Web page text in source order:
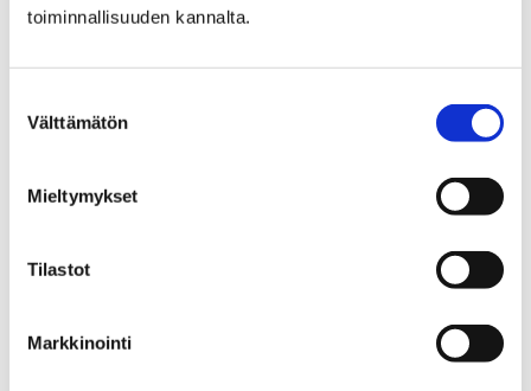
toiminnallisuuden kannalta.
valinta
Välttämätön
Mieltymykset
Tilastot
Markkinointi
Musiikkikirjasto ja
soitinlainaamo
Maatalousyrittäjille